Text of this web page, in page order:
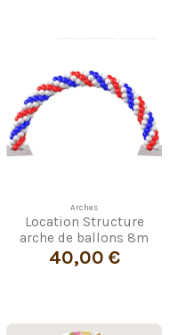
Arches
Location Structure
arche de ballons 8m
40,00 €